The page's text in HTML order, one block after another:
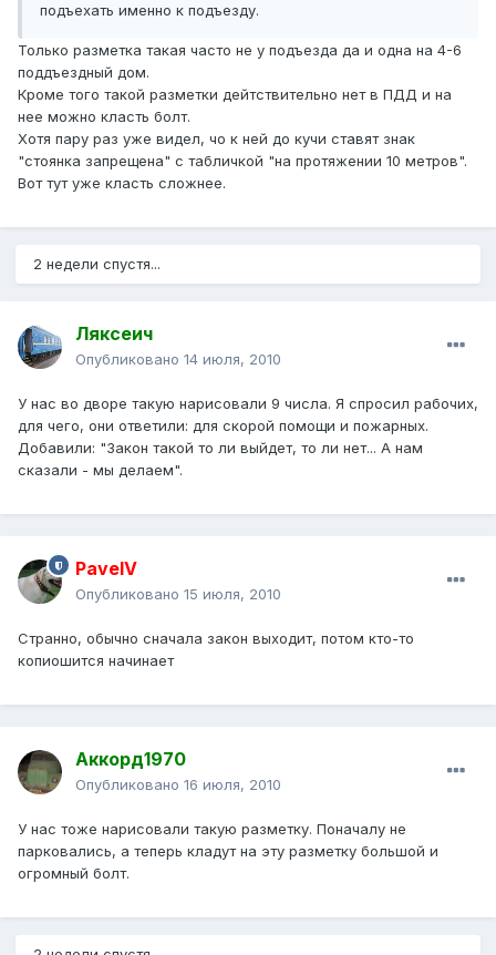
подъехать именно к подъезду.
Только разметка такая часто не у подъезда да и одна на 4-6
поддъездный дом.
Кроме того такой разметки дейтствительно нет в ПДД и на
нее можно класть болт.
Хотя пару раз уже видел, чо к ней до кучи ставят знак
"стоянка запрещена" с табличкой "на протяжении 10 метров".
Вот тут уже класть сложнее.
2 недели спустя...
Ляксеич
Опубликовано 14 июля, 2010
У нас во дворе такую нарисовали 9 числа. Я спросил рабочих,
для чего, они ответили: для скорой помощи и пожарных.
Добавили: "Закон такой то ли выйдет, то ли нет... А нам
сказали - мы делаем".
PavelV
Опубликовано 15 июля, 2010
Странно, обычно сначала закон выходит, потом кто-то
копиошится начинает
Аккорд1970
Опубликовано 16 июля, 2010
У нас тоже нарисовали такую разметку. Поначалу не
парковались, а теперь кладут на эту разметку большой и
огромный болт.